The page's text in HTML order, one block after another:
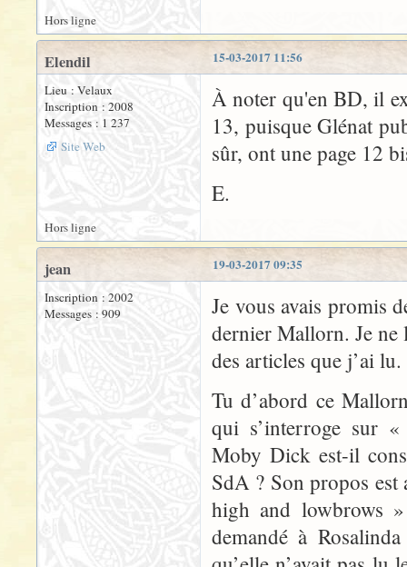
Hors ligne
15-03-2017 11:56
Elendil
Lieu : Velaux
Inscription : 2008
Messages : 1 237
Site Web
À noter qu'en BD, il
13, puisque Glénat
sûr, ont une page 12
E.
Hors ligne
19-03-2017 09:35
jean
Inscription : 2002
Messages : 909
Je vous avais promis
dernier Mallorn. Je ne
des articles que j’ai lu.
Tu d’abord ce
qui s’interroge sur
Moby Dick est-il
SdA ? Son propos est
high and lowbrows
demandé à